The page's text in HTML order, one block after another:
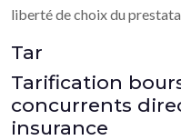
liberté de choix du
Tar
Tarification
concurrents
insurance